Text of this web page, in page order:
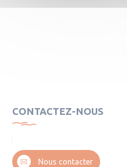
CONTACTEZ-NOUS
Nous contacter